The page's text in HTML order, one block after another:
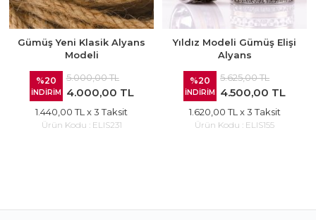
Gümüş Yeni Klasik Alyans
Modeli
%20
İNDİRİM
5.000,00 TL
4.000,00 TL
1.440,00 TL x 3 Taksit
Ürün Kodu : ELIS231
Yıldız Modeli Gümüş Elişi
Alyans
%20
İNDİRİM
5.625,00 TL
4.500,00 TL
1.620,00 TL x 3 Taksit
Ürün Kodu : ELIS155